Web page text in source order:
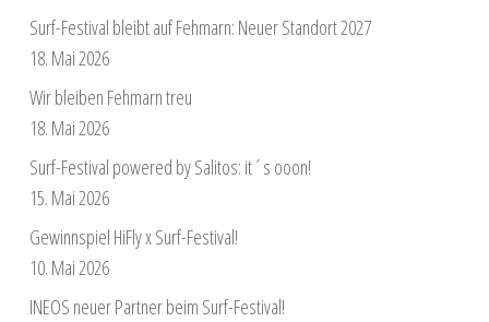
Surf-Festival bleibt auf Fehmarn: Neuer Standort 2027
18. Mai 2026
Wir bleiben Fehmarn treu
18. Mai 2026
Surf-Festival powered by Salitos: it´s ooon!
15. Mai 2026
Gewinnspiel HiFly x Surf-Festival!
10. Mai 2026
INEOS neuer Partner beim Surf-Festival!